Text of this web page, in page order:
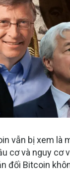
vẫn bị xem là
cơ và nguy cơ
đối Bitcoin